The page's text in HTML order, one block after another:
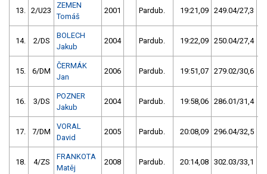
13. 2/U23
ZEMEN
Tomáš
2001 Pardub. 19:21,09 249.04/27,3
14. 2/DS
BOLECH
Jakub
2004 Pardub. 19:22,09 250.04/27,4
15. 6/DM
ČERMÁK
Jan
2006 Pardub. 19:51,07 279.02/30,6
16. 3/DS
POZNER
Jakub
2004 Pardub. 19:58,06 286.01/31,4
17. 7/DM
VORAL
David
2005 Pardub. 20:08,09 296.04/32,5
18. 4/ZS
FRANKOTA
Matěj
2008 Pardub. 20:14,08 302.03/33,1